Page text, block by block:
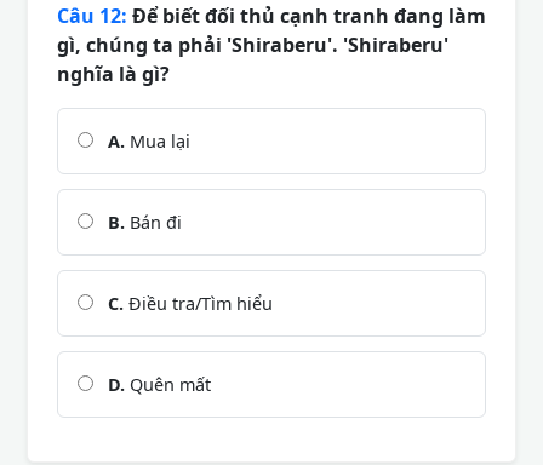
Câu 12: Để biết đối thủ cạnh tranh đang làm
gì, chúng ta phải 'Shiraberu'. 'Shiraberu'
nghĩa là gì?
A. Mua lại
B. Bán đi
C. Điều tra/Tìm hiểu
D. Quên mất